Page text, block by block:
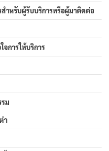
ำหรับผู้รับบริการหรือผู้มาติดต่อ
จการให้บริการ
ม
า